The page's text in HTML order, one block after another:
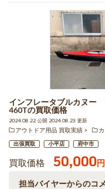
インフレータブルカヌ
460Tの買取価格
2024.08.22 公開 2024.08.23 更新
アウトドア用品 買取実績
出張買取 小平店 府中市
買取価格 50,000円
担当バイヤーからのコ